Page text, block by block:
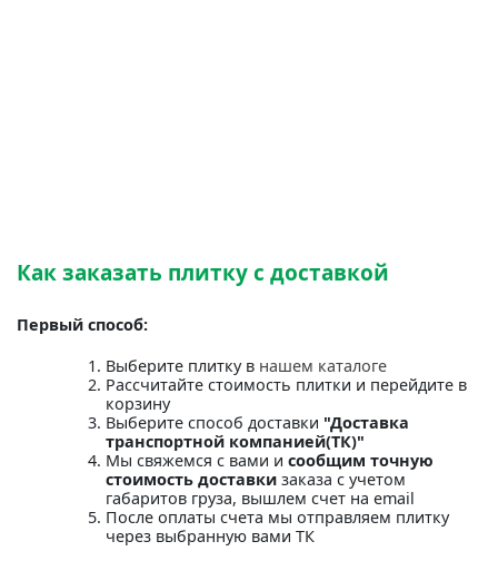
Как заказать плитку с доставкой
Первый способ:
Выберите плитку в нашем каталоге
Рассчитайте стоимость плитки и перейдите в
корзину
Выберите способ доставки "Доставка
транспортной компанией(ТК)"
Мы свяжемся с вами и сообщим точную
стоимость доставки заказа с учетом
габаритов груза, вышлем счет на email
После оплаты счета мы отправляем плитку
через выбранную вами ТК